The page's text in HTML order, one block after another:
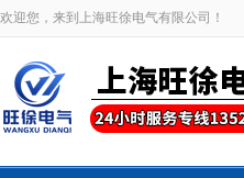
欢迎您，来到上海旺徐电气有限公司！